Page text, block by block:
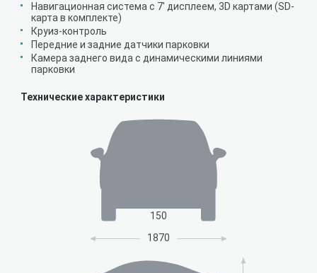
Навигационная система с 7' дисплеем, 3D картами (SD-
карта в комплекте)
Круиз-контроль
Передние и задние датчики парковки
Камера заднего вида с динамическими линиями
парковки
Технические характеристики
150
1870